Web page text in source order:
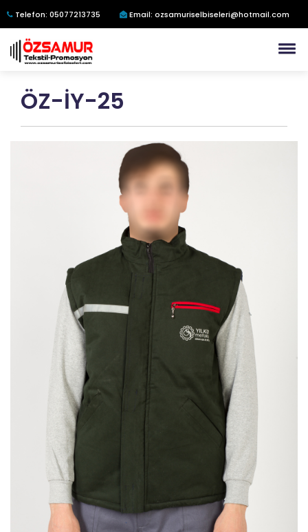
Telefon: 05077213735 Email: ozsamuriselbiseleri@hotmail.com
ÖZ-İY-25